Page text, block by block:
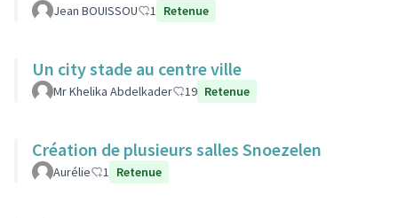
Jean BOUISSOU 1 Retenue
Un city stade au centre ville
Mr Khelika Abdelkader 19 Retenue
Création de plusieurs salles Snoezelen
Aurélie 1 Retenue